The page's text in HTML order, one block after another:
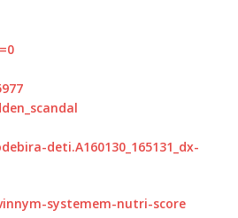
deti.A160130_165131_dx-
systemem-nutri-score